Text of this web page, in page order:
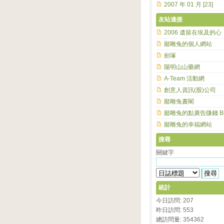
2007 年 01 月 [23]
友站連接
2006 遺留在埃及的心
鄙雕兔的個人網站
劍塚
陽明山山藥網
A-Team 活動網
創意人資訊(股)公司
鄙雕兔書閣
鄙雕兔的點廣告賺錢
鄙雕兔的幸福網站
搜尋
關鍵字
統計
今日訪問: 207
昨日訪問: 553
總訪問量: 354362